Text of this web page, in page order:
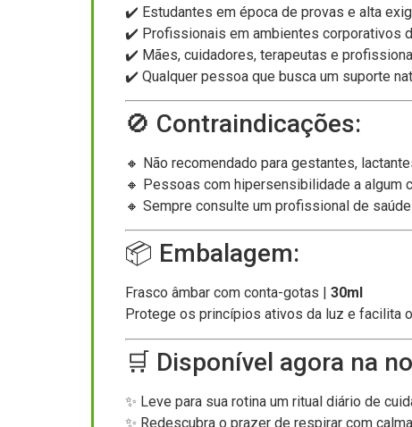
✔️ Estudantes em época de provas e alta
✔️ Profissionais em ambientes corporativos
✔️ Mães, cuidadores, terapeutas e
✔️ Qualquer pessoa que busca um suporte
🚫 Contraindicações:
🔸 Não recomendado para gestantes,
🔸 Pessoas com hipersensibilidade a algum
🔸 Sempre consulte um profissional de
📦 Embalagem:
Frasco âmbar com conta-gotas | 30ml
Protege os princípios ativos da luz e facilita
🛒 Disponível agora na
✨ Leve para sua rotina um ritual diário de
✨ Redescubra o prazer de respirar com